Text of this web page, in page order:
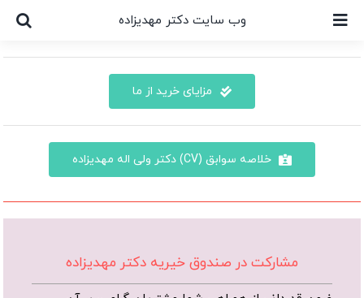
Skip
content
وب سایت دکتر مهدیزاده
مزایای خرید از ما
خلاصه سوابق (CV) دکتر ولی اله مهدیزاده
مشارکت در صندوق خیریه دکتر مهدیزاده